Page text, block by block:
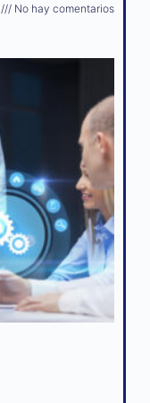
No hay comentarios